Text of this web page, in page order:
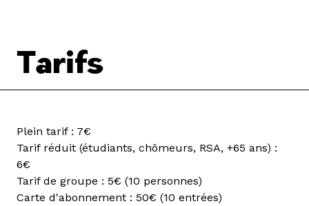
Tarifs
Plein tarif : 7€
Tarif réduit (étudiants, chômeurs, RSA, +65 ans) :
6€
Tarif de groupe : 5€ (10 personnes)
Carte d'abonnement : 50€ (10 entrées)